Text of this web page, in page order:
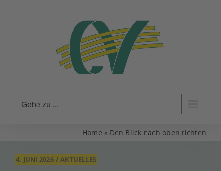
Gehe zu ...
Home » Den Blick nach oben richten
4. JUNI 2026 / AKTUELLES